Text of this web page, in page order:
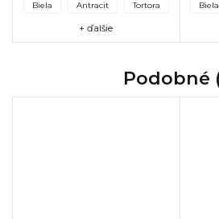
stabilná, vhodná do interiéru
Biela Antracit Tortora
+ ďalšie
Biela
Podobné